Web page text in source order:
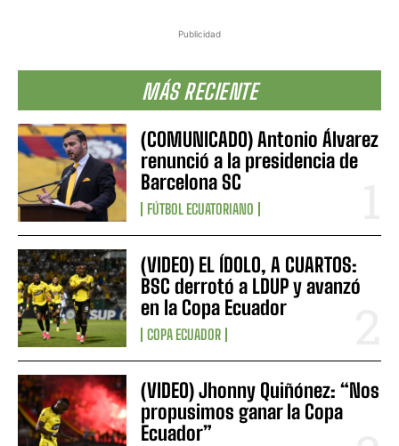
Publicidad
MÁS RECIENTE
(COMUNICADO) Antonio Álvarez
renunció a la presidencia de
Barcelona SC
FÚTBOL ECUATORIANO
(VIDEO) EL ÍDOLO, A CUARTOS:
BSC derrotó a LDUP y avanzó
en la Copa Ecuador
COPA ECUADOR
(VIDEO) Jhonny Quiñónez: “Nos
propusimos ganar la Copa
Ecuador”